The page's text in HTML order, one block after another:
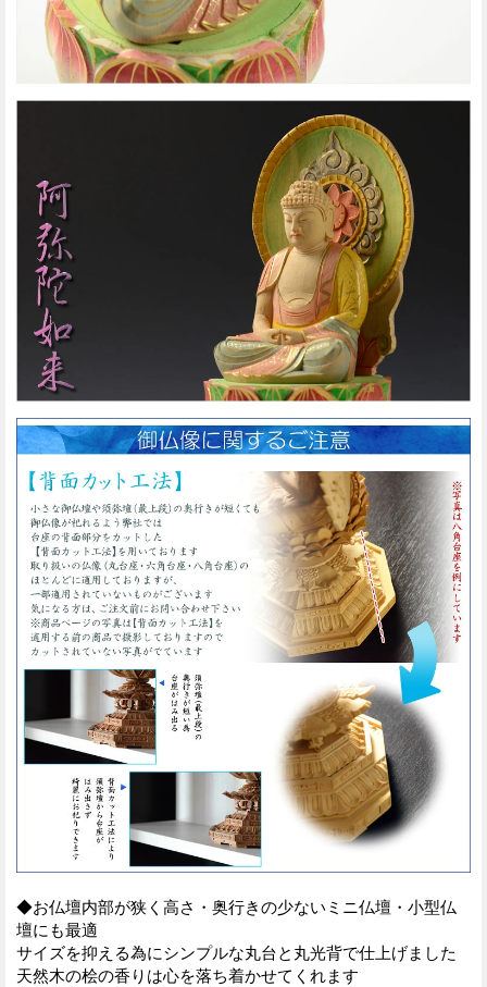
◆お仏壇内部が狭く高さ・奥行きの少ないミニ仏壇・小型仏
壇にも最適
サイズを抑える為にシンプルな丸台と丸光背で仕上げました
天然木の桧の香りは心を落ち着かせてくれます